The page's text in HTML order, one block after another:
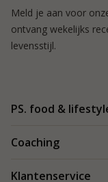
Meld je aan voor
ontvang wekelijks
levensstijl.
PS. food &
Re-boost pakket
Coaching
Klantenservice